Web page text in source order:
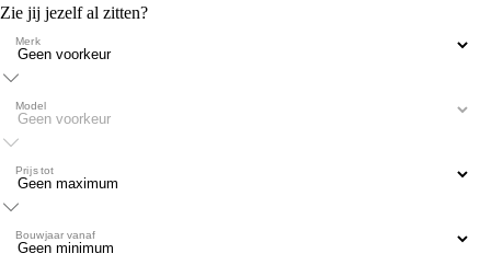
Zie jij jezelf al zitten?
Merk
Model
Prijs tot
Bouwjaar vanaf